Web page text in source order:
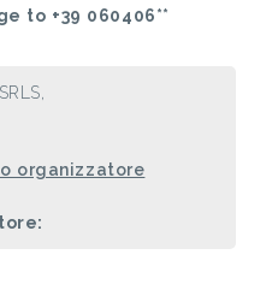
to +39 060406**
organizzatore